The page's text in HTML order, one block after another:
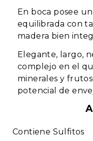
En boca posee
equilibrada con
madera bien
Elegante, largo,
complejo en el
minerales y
potencial de
Contiene Sulfitos